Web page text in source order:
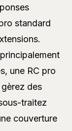
standard
une RC pro
des
traitez
couverture